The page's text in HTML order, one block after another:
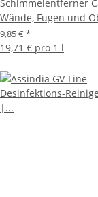
Schimmelentferner
Wände, Fugen und
9,85 € *
19,71 € pro 1 l